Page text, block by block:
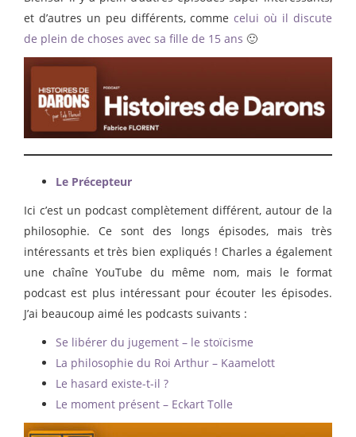
et d’autres un peu différents, commecelui où il discute
de plein de choses avec sa fille de 15 ans 🙂
Le Précepteur
Ici c’est un podcast complètement différent, autour de la
philosophie. Ce sont des longs épisodes, mais très
intéressants et très bien expliqués ! Charles a également
une chaîne YouTube du même nom, mais le format
podcast est plus intéressant pour écouter les épisodes.
J’ai beaucoup aimé les podcasts suivants :
Se libérer du jugement – le stoïcisme
La philosophie du Roi Arthur – Kaamelott
Le hasard existe-t-il ?
Le moment présent – Eckart Tolle